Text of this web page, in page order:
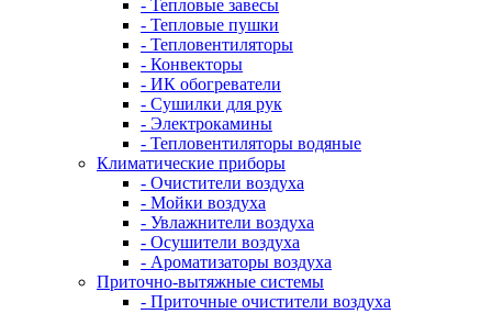
- Тепловые завесы
- Тепловые пушки
- Тепловентиляторы
- Конвекторы
- ИК обогреватели
- Сушилки для рук
- Электрокамины
- Тепловентиляторы водяные
Климатические приборы
- Очистители воздуха
- Мойки воздуха
- Увлажнители воздуха
- Осушители воздуха
- Ароматизаторы воздуха
Приточно-вытяжные системы
- Приточные очистители воздуха